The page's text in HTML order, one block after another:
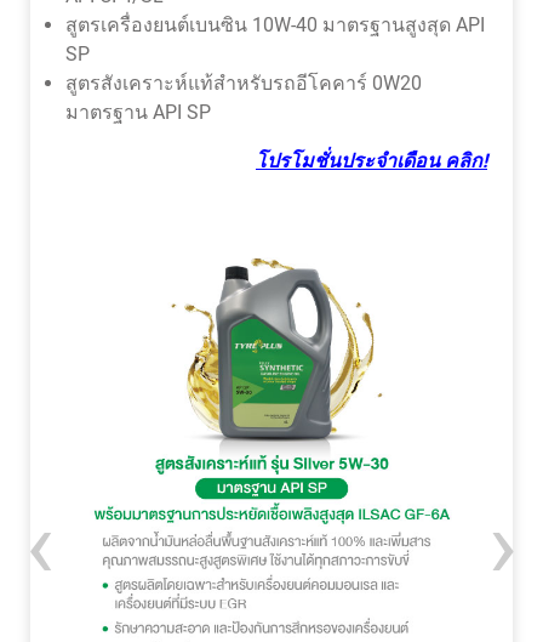
สูตรเครื่องยนต์เบนซิน 10W-40 มาตรฐานสูงสุด API
SP
สูตรสังเคราะห์แท้สำหรับรถอีโคคาร์ 0W20
มาตรฐาน API SP
โปรโมชั่นประจำเดือน คลิก!